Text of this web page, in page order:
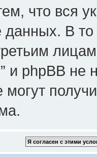
что вся
данных. В
и phpBB не
могут